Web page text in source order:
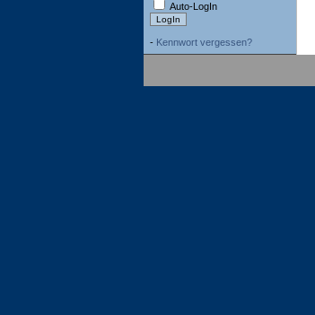
Auto-LogIn
- Kennwort vergessen?